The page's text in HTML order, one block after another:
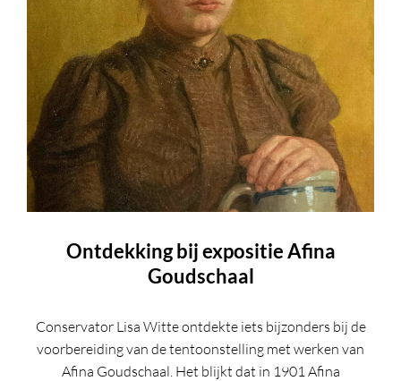
Ontdekking bij expositie Afina
Goudschaal
Conservator Lisa Witte ontdekte iets bijzonders bij de
voorbereiding van de tentoonstelling met werken van
Afina Goudschaal. Het blijkt dat in 1901 Afina